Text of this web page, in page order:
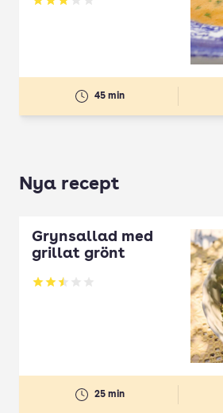
Betyg: 3 av 5
45 min
Nya recept
Grynsallad med
grillat grönt
Betyg: 2.5 av 5
25 min